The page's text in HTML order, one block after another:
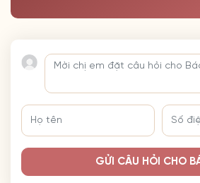
GỬI CÂU HỎI CHO